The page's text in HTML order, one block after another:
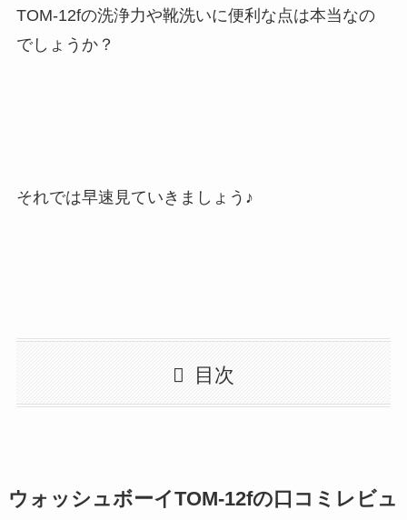
TOM-12fの洗浄力や靴洗いに便利な点は本当なの
でしょうか？
それでは早速見ていきましょう♪
目次
ウォッシュボーイTOM-12fの口コミレビュ